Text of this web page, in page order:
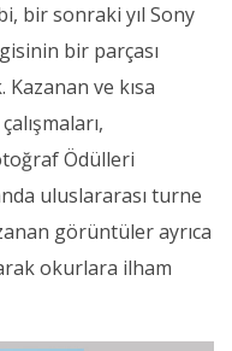
bir sonraki yıl Sony
bir parçası
Kazanan ve kısa
Ödülleri
uluslararası turne
görüntüler ayrıca
okurlara ilham